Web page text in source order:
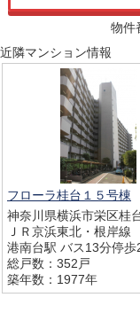
物件
近隣マンション情報
フローラ桂台１５号棟
神奈川県横浜市栄区桂
ＪＲ京浜東北・根岸線
港南台駅 バス13分停歩
総戸数：352戸
築年数：1977年